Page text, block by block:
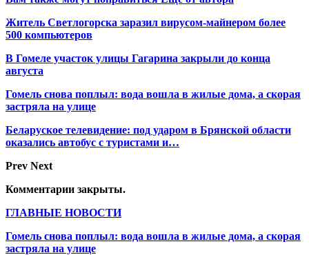
Житель Светлогорска заразил вирусом-майнером более
500 компьютеров
В Гомеле участок улицы Гагарина закрыли до конца
августа
Гомель снова поплыл: вода вошла в жилые дома, а скорая
застряла на улице
Беларуское телевидение: под ударом в Брянской области
оказались автобус с туристами и…
Prev Next
Комментарии закрыты.
ГЛАВНЫЕ НОВОСТИ
Гомель снова поплыл: вода вошла в жилые дома, а скорая
застряла на улице